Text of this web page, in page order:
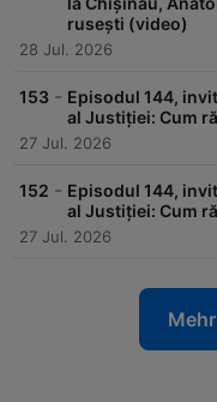
rusești (video)
28 Jul. 2026
153 - Episodul 144,
al Justiției: Cum
27 Jul. 2026
152 - Episodul 144,
al Justiției: Cum
27 Jul. 2026